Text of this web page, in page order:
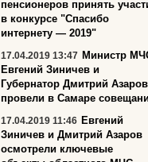
пенсионеров принять
в конкурсе "Спасибо
интернету — 2019"
17.04.2019 13:47 Министр
Евгений Зиничев и
Губернатор Дмитрий Азаров
провели в Самаре
17.04.2019 11:46 Евгений
Зиничев и Дмитрий Азаров
осмотрели ключевые